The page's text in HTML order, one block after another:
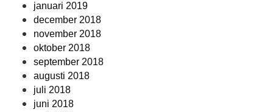
januari 2019
december 2018
november 2018
oktober 2018
september 2018
augusti 2018
juli 2018
juni 2018